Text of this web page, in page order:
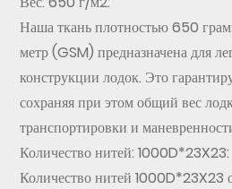
Наша ткань плотностью 650
метр (GSM) предназначена для
конструкции лодок. Это
сохраняя при этом общий вес
транспортировки и
Количество нитей: 1000D*23X23:
Количество нитей 1000D*23X23